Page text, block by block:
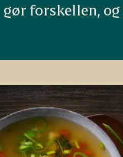
gør forskellen,